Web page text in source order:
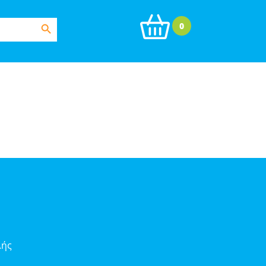
Search Button
0